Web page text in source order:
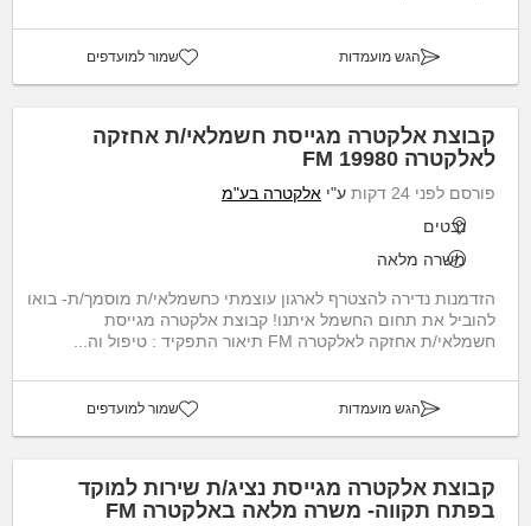
הגש מועמדות שמור למועדפים
קבוצת אלקטרה מגייסת חשמלאי/ת אחזקה
לאלקטרה FM 19980
פורסם לפני 24 דקות ע"י אלקטרה בע"מ
נבטים
משרה מלאה
הזדמנות נדירה להצטרף לארגון עוצמתי כחשמלאי/ת מוסמך/ת- בואו
להוביל את תחום החשמל איתנו! קבוצת אלקטרה מגייסת
חשמלאי/ת אחזקה לאלקטרה FM תיאור התפקיד : טיפול וה...
הגש מועמדות שמור למועדפים
קבוצת אלקטרה מגייסת נציג/ת שירות למוקד
בפתח תקווה- משרה מלאה באלקטרה FM